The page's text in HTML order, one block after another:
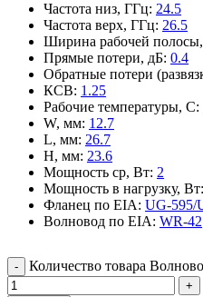
Частота низ, ГГц: 24.5
Частота верх, ГГц: 26.5
Ширина рабочей
Прямые потери, дБ: 0.4
Обратные потери
КСВ: 1.25
Рабочие температуры, С:
W, мм: 12.7
L, мм: 26.7
H, мм: 23.6
Мощность ср, Вт: 2
Мощность в нагрузку, Вт:
Фланец по EIA: UG-595/
Волновод по EIA: WR-42
Количество товара